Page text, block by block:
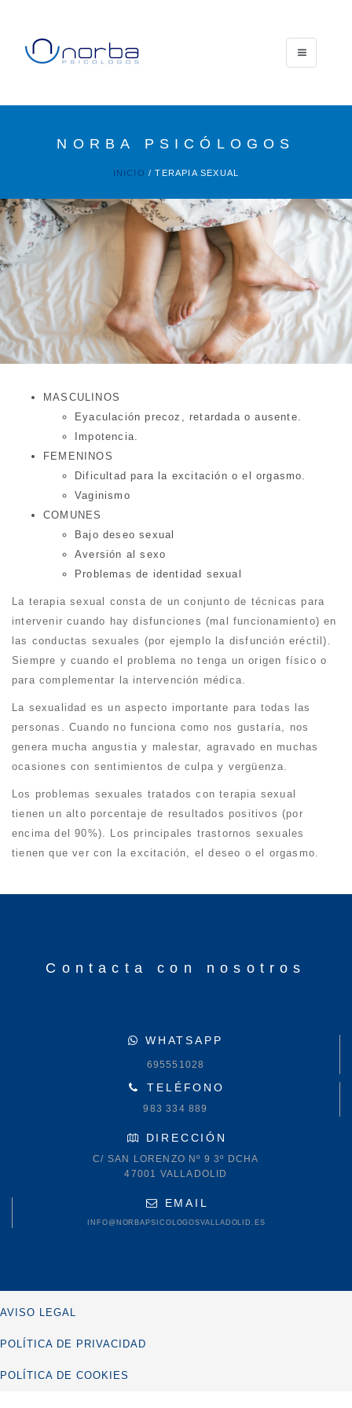
Toggle
navigation
NORBA PSICÓLOGOS
INICIO / TERAPIA SEXUAL
MASCULINOS
Eyaculación precoz, retardada o ausente.
Impotencia.
FEMENINOS
Dificultad para la excitación o el orgasmo.
Vaginismo
COMUNES
Bajo deseo sexual
Aversión al sexo
Problemas de identidad sexual
La terapia sexual consta de un conjunto de técnicas para
intervenir cuando hay disfunciones (mal funcionamiento) en
las conductas sexuales (por ejemplo la disfunción eréctil).
Siempre y cuando el problema no tenga un origen físico o
para complementar la intervención médica.
La sexualidad es un aspecto importante para todas las
personas. Cuando no funciona como nos gustaría, nos
genera mucha angustia y malestar, agravado en muchas
ocasiones con sentimientos de culpa y vergüenza.
Los problemas sexuales tratados con terapia sexual
tienen un alto porcentaje de resultados positivos (por
encima del 90%). Los principales trastornos sexuales
tienen que ver con la excitación, el deseo o el orgasmo.
Contacta con nosotros
WHATSAPP
695551028
TELÉFONO
983 334 889
DIRECCIÓN
C/ SAN LORENZO Nº 9 3º DCHA
47001 VALLADOLID
EMAIL
INFO@NORBAPSICOLOGOSVALLADOLID.ES
AVISO LEGAL
POLÍTICA DE PRIVACIDAD
POLÍTICA DE COOKIES